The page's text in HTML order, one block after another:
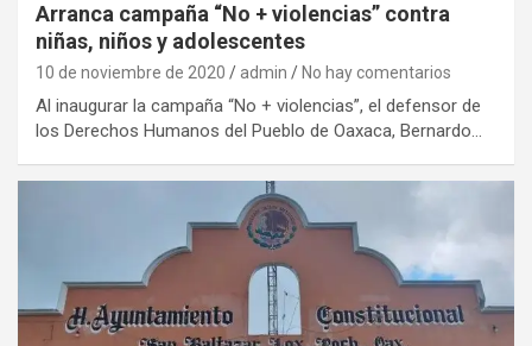
Arranca campaña “No + violencias” contra
niñas, niños y adolescentes
10 de noviembre de 2020 admin No hay comentarios
Al inaugurar la campaña “No + violencias”, el defensor de
los Derechos Humanos del Pueblo de Oaxaca, Bernardo…